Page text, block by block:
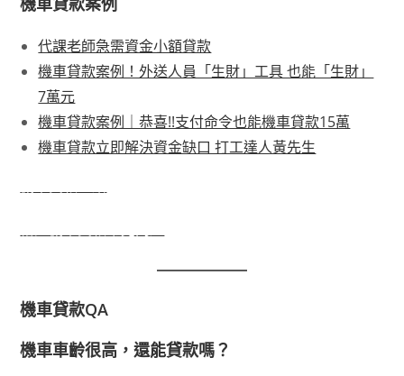
代課老師急需資金小額貸款
機車貸款案例！外送人員「生財」工具 也能「生財」
7萬元
機車貸款案例｜恭喜!!支付命令也能機車貸款15萬
機車貸款立即解決資金缺口 打工達人黃先生
機車貸款QA
機車車齡很高，還能貸款嗎？